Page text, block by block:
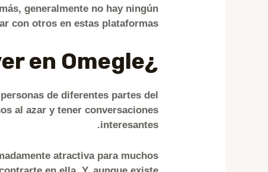
generalmente no hay ningún
con otros en estas plataformas.
¿Qué se puede ver en Omegle?
de diferentes partes del
al azar y tener conversaciones
interesantes.
atractiva para muchos